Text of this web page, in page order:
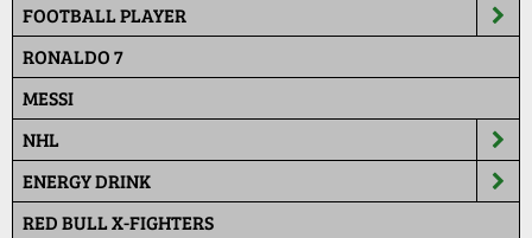
FOOTBALL PLAYER
RONALDO 7
MESSI
NHL
ENERGY DRINK
RED BULL X-FIGHTERS